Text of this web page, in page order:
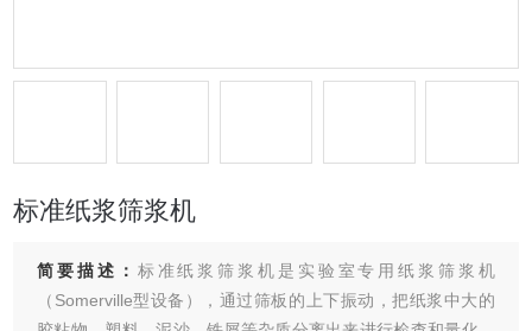
标准纸浆筛浆机
简要描述： 标准纸浆筛浆机是实验室专用纸浆筛浆机
（Somerville型设备），通过筛板的上下振动，把纸浆中大的